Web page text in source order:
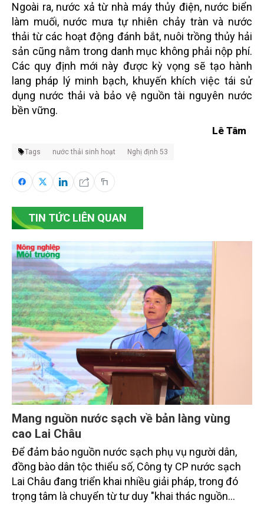
Ngoài ra, nước xả từ nhà máy thủy điện, nước biển
làm muối, nước mưa tự nhiên chảy tràn và nước
thải từ các hoạt động đánh bắt, nuôi trồng thủy hải
sản cũng nằm trong danh mục không phải nộp phí.
Các quy định mới này được kỳ vọng sẽ tạo hành
lang pháp lý minh bạch, khuyến khích việc tái sử
dụng nước thải và bảo vệ nguồn tài nguyên nước
bền vững.
Lê Tâm
Tags nước thải sinh hoạt Nghị định 53
TIN TỨC LIÊN QUAN
Mang nguồn nước sạch về bản làng vùng
cao Lai Châu
Để đảm bảo nguồn nước sạch phụ vụ người dân,
đồng bào dân tộc thiểu số, Công ty CP nước sạch
Lai Châu đang triển khai nhiều giải pháp, trong đó
trọng tâm là chuyển từ tư duy "khai thác nguồn